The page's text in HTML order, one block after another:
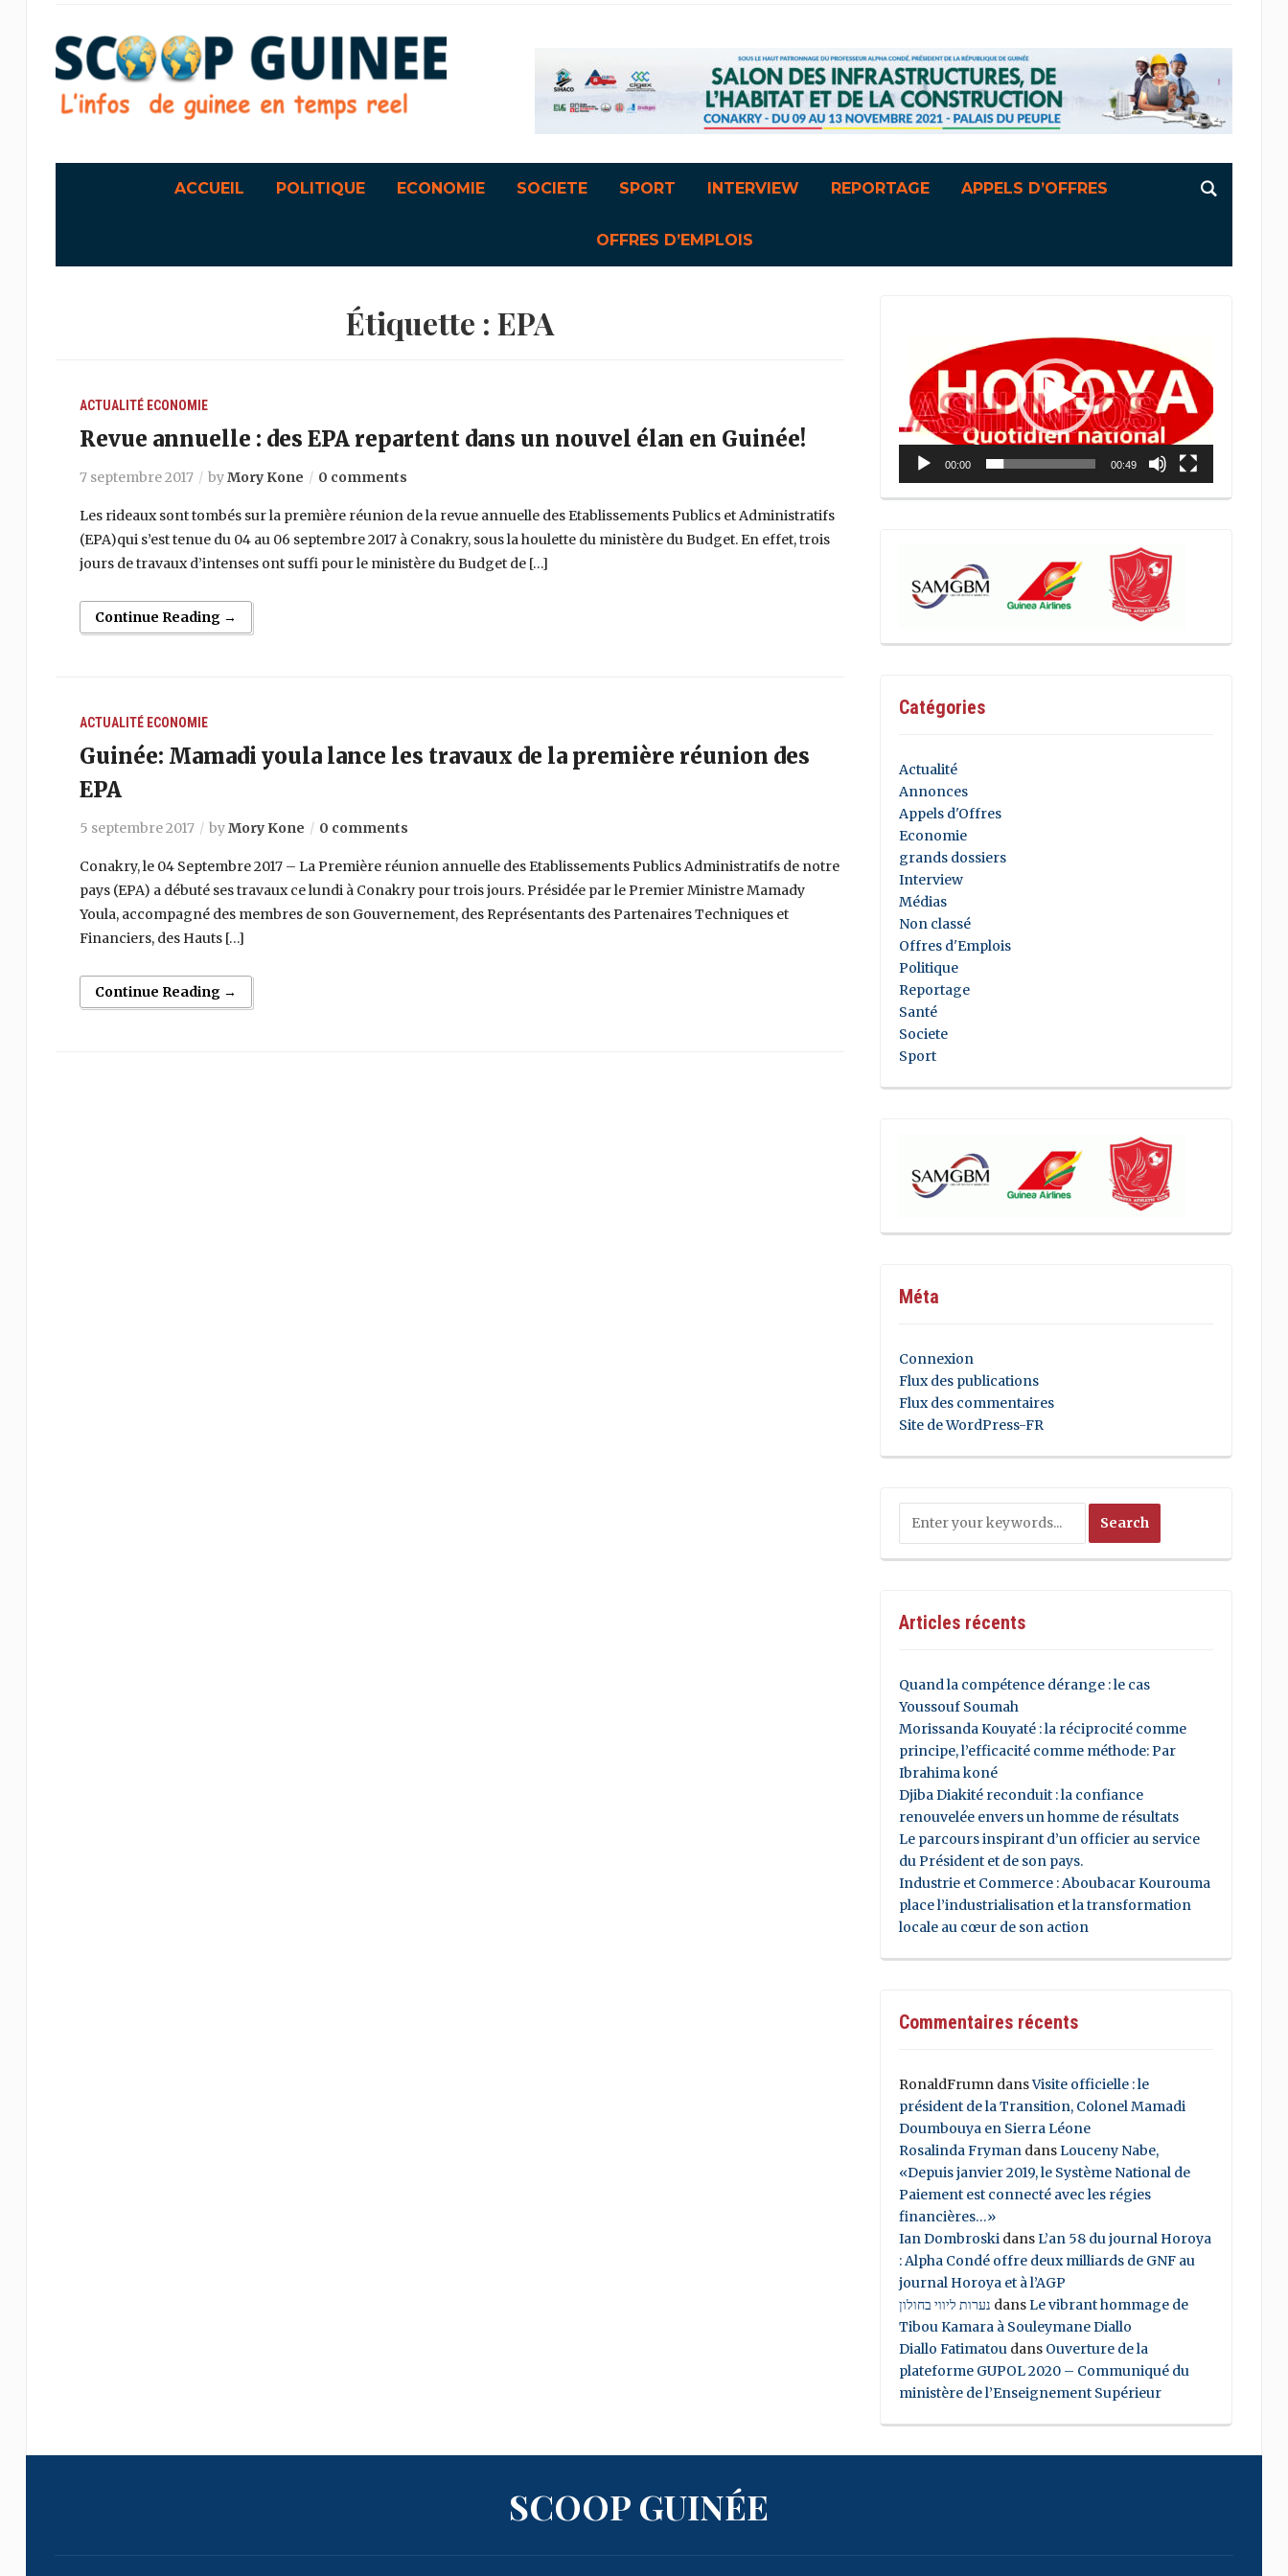
ACCUEIL POLITIQUE ECONOMIE SOCIETE SPORT INTERVIEW REPORTAGE APPELS D’OFFRES
OFFRES D’EMPLOIS
Étiquette : EPA
ACTUALITÉ ECONOMIE
Revue annuelle : des EPA repartent dans un nouvel élan en Guinée!
7 septembre 2017 byMory Kone 0 comments
Les rideaux sont tombés sur la première réunion de la revue annuelle des Etablissements Publics et Administratifs
(EPA)qui s’est tenue du 04 au 06 septembre 2017 à Conakry, sous la houlette du ministère du Budget. En effet, trois
jours de travaux d’intenses ont suffi pour le ministère du Budget de […]
Continue Reading →
ACTUALITÉ ECONOMIE
Guinée: Mamadi youla lance les travaux de la première réunion des
EPA
5 septembre 2017 byMory Kone 0 comments
Conakry, le 04 Septembre 2017 – La Première réunion annuelle des Etablissements Publics Administratifs de notre
pays (EPA) a débuté ses travaux ce lundi à Conakry pour trois jours. Présidée par le Premier Ministre Mamady
Youla, accompagné des membres de son Gouvernement, des Représentants des Partenaires Techniques et
Financiers, des Hauts […]
Continue Reading →
00:00 00:49
Catégories
Actualité
Annonces
Appels d'Offres
Economie
grands dossiers
Interview
Médias
Non classé
Offres d'Emplois
Politique
Reportage
Santé
Societe
Sport
Méta
Connexion
Flux des publications
Flux des commentaires
Site de WordPress-FR
Articles récents
Quand la compétence dérange : le cas
Youssouf Soumah
Morissanda Kouyaté : la réciprocité comme
principe, l’efficacité comme méthode: Par
Ibrahima koné
Djiba Diakité reconduit : la confiance
renouvelée envers un homme de résultats
Le parcours inspirant d’un officier au service
du Président et de son pays.
Industrie et Commerce : Aboubacar Kourouma
place l’industrialisation et la transformation
locale au cœur de son action
Commentaires récents
RonaldFrumndansVisite officielle : le
président de la Transition, Colonel Mamadi
Doumbouya en Sierra Léone
Rosalinda FrymandansLouceny Nabe,
«Depuis janvier 2019, le Système National de
Paiement est connecté avec les régies
financières…»
Ian DombroskidansL’an 58 du journal Horoya
: Alpha Condé offre deux milliards de GNF au
journal Horoya et à l’AGP
נערות ליווי בחולון dansLe vibrant hommage de
Tibou Kamara à Souleymane Diallo
Diallo Fatimatoudans Ouverture de la
plateforme GUPOL 2020 – Communiqué du
ministère de l’Enseignement Supérieur
SCOOP GUINÉE